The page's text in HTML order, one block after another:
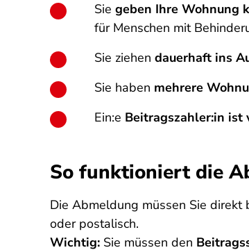
Sie geben Ihre Wohnung
für Menschen mit
Sie ziehen dauerhaft ins
Sie haben mehrere
Ein:e Beitragszahler:in ist
So funktioniert die
Die Abmeldung müssen Sie
oder postalisch.
Wichtig: Sie müssen den